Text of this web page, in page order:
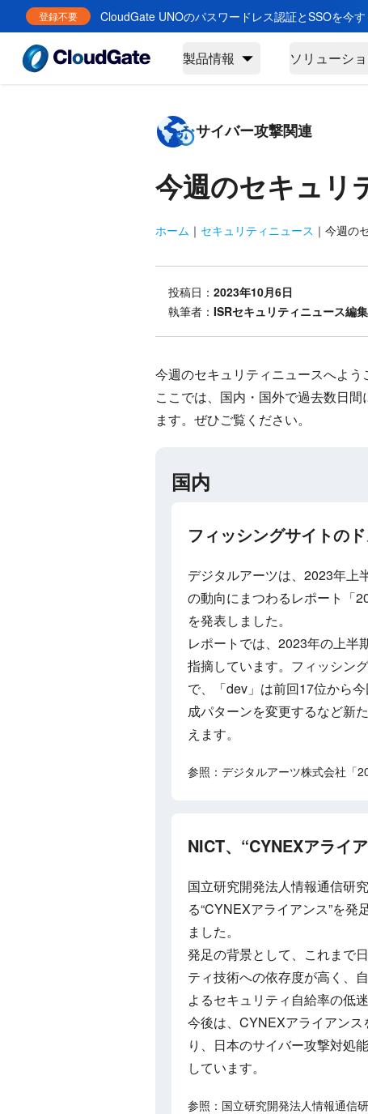
登録不要 CloudGate UNOのパスワードレス認証とSSOを今す
製品情報 ソリューシ
サイバー攻撃関連
今週のセキュリ
ホーム ｜ セキュリティニュース ｜ 今週の
投稿日： 2023年10月6日
執筆者： ISRセキュリティニュース編
今週のセキュリティニュースへよう
ここでは、国内・国外で過去数日
ます。ぜひご覧ください。
国内
フィッシングサイトの
デジタルアーツは、2023年上
の動向にまつわるレポート「
を発表しました。
レポートでは、2023年の上半
指摘しています。フィッシン
で、「dev」は前回17位から
成パターンを変更するなど新
えます。
参照：デジタルアーツ株式会社「
NICT、“CYNEXアライ
国立研究開発法人情報通信研
る“CYNEXアライアンス”を
ました。
発足の背景として、これまで
ティ技術への依存度が高く、
よるセキュリティ自給率の低
今後は、CYNEXアライアン
り、日本のサイバー攻撃対処
しています。
参照：国立研究開発法人情報通信